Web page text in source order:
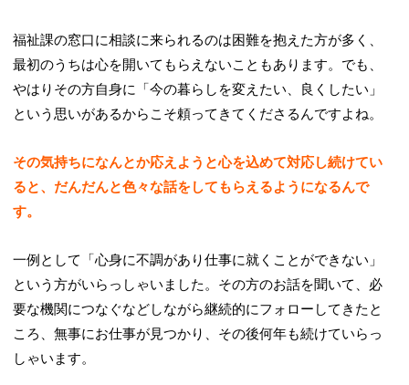
福祉課の窓口に相談に来られるのは困難を抱えた方が多く、
最初のうちは心を開いてもらえないこともあります。でも、
やはりその方自身に「今の暮らしを変えたい、良くしたい」
という思いがあるからこそ頼ってきてくださるんですよね。
その気持ちになんとか応えようと心を込めて対応し続けてい
ると、だんだんと色々な話をしてもらえるようになるんで
す。
一例として「心身に不調があり仕事に就くことができない」
という方がいらっしゃいました。その方のお話を聞いて、必
要な機関につなぐなどしながら継続的にフォローしてきたと
ころ、無事にお仕事が見つかり、その後何年も続けていらっ
しゃいます。